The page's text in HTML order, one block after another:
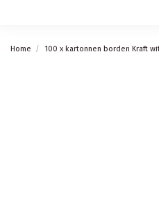
Home 100 x kartonnen borden Kraft